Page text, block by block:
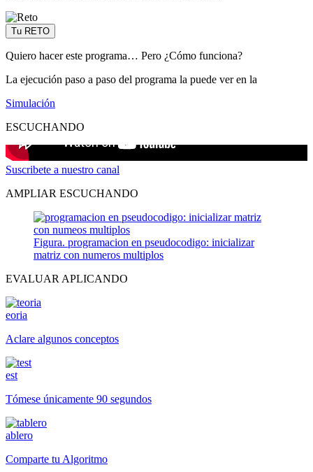
Tu RETO
Quiero hacer este programa… Pero ¿Cómo funciona?
La ejecución paso a paso del programa la puede ver en la
Simulación
ESCUCHANDO
Suscribete a nuestro canal
AMPLIAR ESCUCHANDO
Figura. programacion en pseudocodigo: inicializar
matriz con numeros multiplos
EVALUAR APLICANDO
eoria
Aclare algunos conceptos
est
Tómese únicamente 90 segundos
ablero
Comparte tu Algoritmo